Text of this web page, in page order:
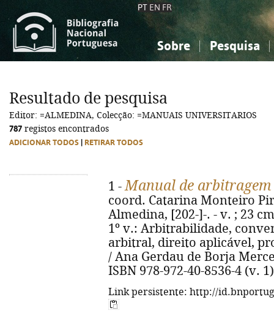
PT EN FR
Sobre Pesquisa
Ciências sociais...
Ciências sociais...
Resultado de pesquisa
Editor: =ALMEDINA, Colecção: =MANUAIS UNIVERSITARIOS
787 registos encontrados
ADICIONAR TODOS RETIRAR TODOS
1 -Manual de
coord. Catarina Monteiro
Almedina, [202-]-. - v. ; 23
1º v.: Arbitrabilidade,
arbitral, direito aplicável,
/ Ana Gerdau de Borja
ISBN 978-972-40-8536-4 (v. 1)
Link persistente: http://